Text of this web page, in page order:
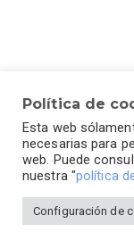
Política de
Esta web
necesarias para
web. Puede
nuestra "política
Configuración de